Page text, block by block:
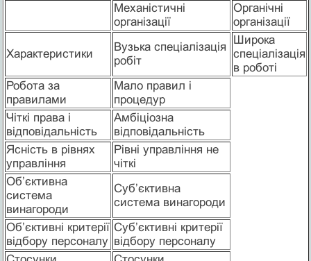
Механістичні
організації
Органічні
організації
Характеристики
Вузька спеціалізація
робіт
Широка
спеціалізація
в роботі
Робота за
правилами
Мало правил і
процедур
Чіткі права і
відповідальність
Амбіціозна
відповідальність
Ясність в рівнях
управління
Рівні управління не
чіткі
Об’єктивна
система
винагороди
Суб’єктивна
система винагороди
Об’єктивні критерії
відбору персоналу
Суб’єктивні критерії
відбору персоналу